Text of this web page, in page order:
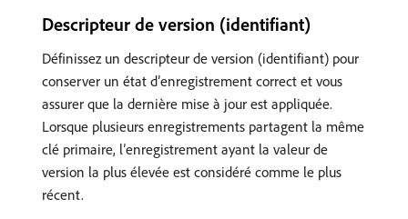
Descripteur de version (identifiant)
Définissez un descripteur de version (identifiant) pour
conserver un état d’enregistrement correct et vous
assurer que la dernière mise à jour est appliquée.
Lorsque plusieurs enregistrements partagent la même
clé primaire, l’enregistrement ayant la valeur de
version la plus élevée est considéré comme le plus
récent.